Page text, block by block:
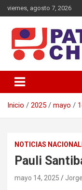
Saltar
al
viernes, agosto 7, 2026
Patines y
Inicio 2025 mayo
NOTICIAS
Pauli
mayo 14, 2025